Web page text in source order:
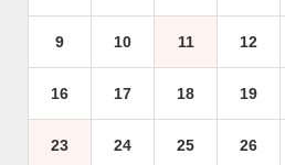
9 10 11 12
16 17 18 19
23 24 25 26